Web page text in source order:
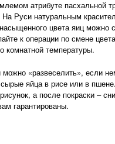
атрибуте пасхальной
Руси натуральным
цвета яиц
к операции по смене
комнатной температуры.
можно «развеселить», если
яйца в рисе или в
а после покраски –
гарантированы.